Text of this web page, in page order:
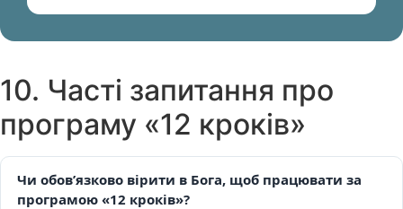
10. Часті запитання про
програму «12 кроків»
Чи обов’язково вірити в Бога, щоб працювати за
програмою «12 кроків»?